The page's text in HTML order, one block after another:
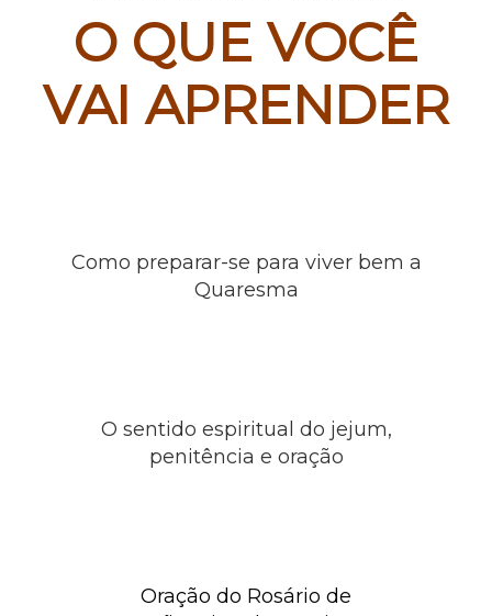
O QUE VOCÊ
VAI APRENDER
Como preparar-se para viver bem a
Quaresma
O sentido espiritual do jejum,
penitência e oração
Oração do Rosário de